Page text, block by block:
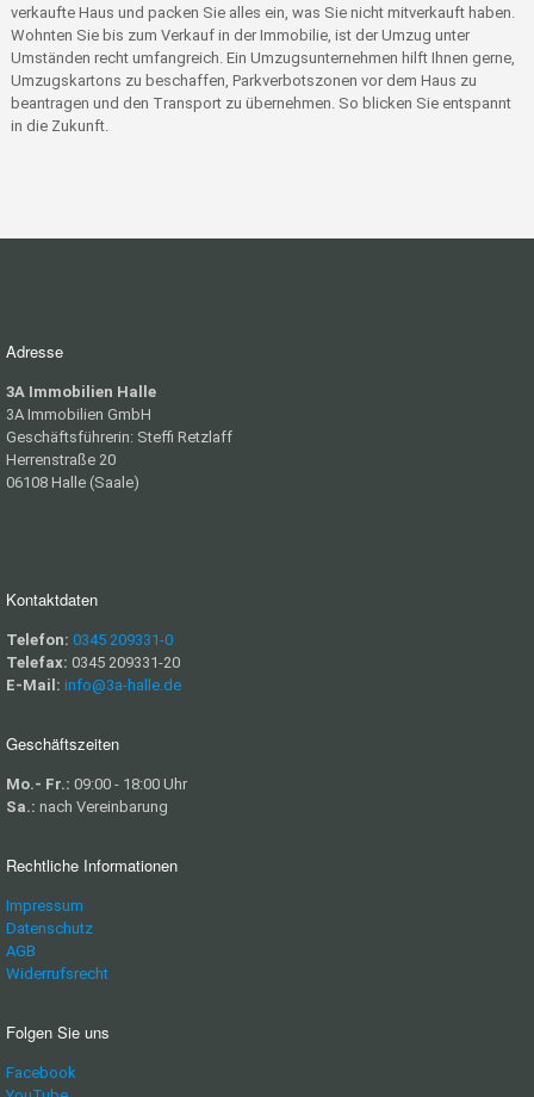
verkaufte Haus und packen Sie alles ein, was Sie nicht mitverkauft haben.
Wohnten Sie bis zum Verkauf in der Immobilie, ist der Umzug unter
Umständen recht umfangreich. Ein Umzugsunternehmen hilft Ihnen gerne,
Umzugskartons zu beschaffen, Parkverbotszonen vor dem Haus zu
beantragen und den Transport zu übernehmen. So blicken Sie entspannt
in die Zukunft.
Adresse
3A Immobilien Halle
3A Immobilien GmbH
Geschäftsführerin: Steffi Retzlaff
Herrenstraße 20
06108 Halle (Saale)
Kontaktdaten
Telefon: 0345 209331-0
Telefax: 0345 209331-20
E-Mail: info@3a-halle.de
Geschäftszeiten
Mo.- Fr.: 09:00 - 18:00 Uhr
Sa.: nach Vereinbarung
Rechtliche Informationen
Impressum
Datenschutz
AGB
Widerrufsrecht
Folgen Sie uns
Facebook